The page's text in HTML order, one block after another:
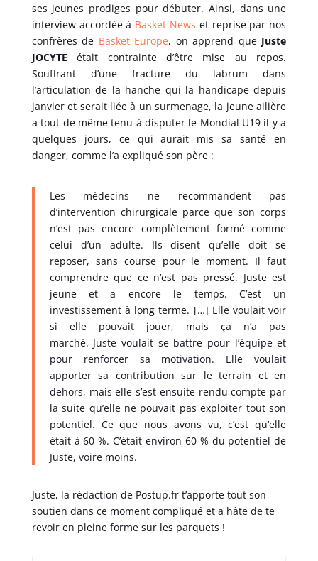
ses jeunes prodiges pour débuter. Ainsi, dans une
interview accordée à Basket News et reprise par nos
confrères de Basket Europe, on apprend que Juste
JOCYTE était contrainte d’être mise au repos.
Souffrant d’une fracture du labrum dans
l’articulation de la hanche qui la handicape depuis
janvier et serait liée à un surmenage, la jeune ailière
a tout de même tenu à disputer le Mondial U19 il y a
quelques jours, ce qui aurait mis sa santé en
danger, comme l’a expliqué son père :
Les médecins ne recommandent pas
d’intervention chirurgicale parce que son corps
n’est pas encore complètement formé comme
celui d’un adulte. Ils disent qu’elle doit se
reposer, sans course pour le moment. Il faut
comprendre que ce n’est pas pressé. Juste est
jeune et a encore le temps. C’est un
investissement à long terme. […] Elle voulait voir
si elle pouvait jouer, mais ça n’a pas
marché. Juste voulait se battre pour l’équipe et
pour renforcer sa motivation. Elle voulait
apporter sa contribution sur le terrain et en
dehors, mais elle s’est ensuite rendu compte par
la suite qu’elle ne pouvait pas exploiter tout son
potentiel. Ce que nous avons vu, c’est qu’elle
était à 60 %. C’était environ 60 % du potentiel de
Juste, voire moins.
Juste, la rédaction de Postup.fr t’apporte tout son
soutien dans ce moment compliqué et a hâte de te
revoir en pleine forme sur les parquets !